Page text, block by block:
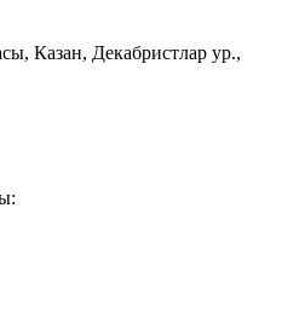
Казан, Декабристлар ур.,